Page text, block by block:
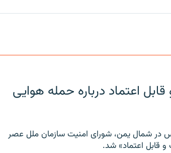
اعتماد درباره حمله هوایی
در شمال یمن، شورای امنیت سازمان ملل عصر
قابل اعتماد» شد.